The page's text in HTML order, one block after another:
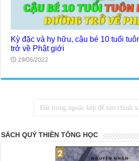
Kỳ đặc và hy hữu, cậu bé 10 tuổi
trở về Phật giới
29/05/2022
SÁCH QUÝ THIỀN TÔNG HỌC